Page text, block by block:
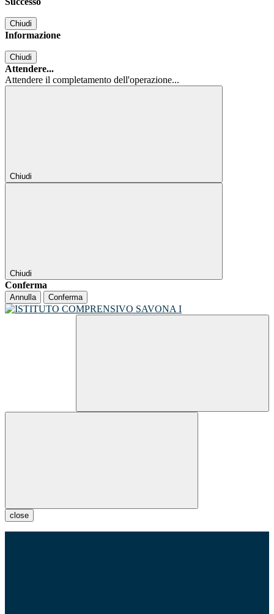
Chiudi
Informazione
Chiudi
Attendere...
Attendere il completamento dell'operazione...
Chiudi
Chiudi
Conferma
Annulla Conferma
close